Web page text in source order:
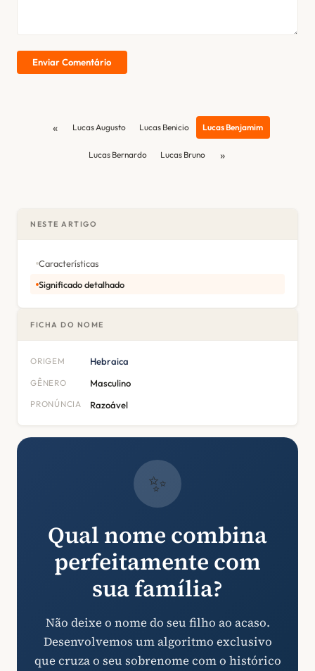
Enviar Comentário
« Lucas Augusto Lucas Benicio Lucas Benjamim
Lucas Bernardo Lucas Bruno »
NESTE ARTIGO
Características
Significado detalhado
FICHA DO NOME
ORIGEM Hebraica
GÊNERO Masculino
PRONÚNCIA Razoável
✨
Qual nome combina
perfeitamente com
sua família?
Não deixe o nome do seu filho ao acaso.
Desenvolvemos um algoritmo exclusivo
que cruza o seu sobrenome com o histórico